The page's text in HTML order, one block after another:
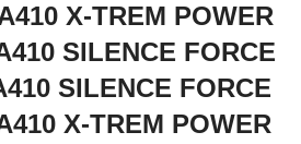
X-TREM POWER
SILENCE FORCE
SILENCE FORCE
X-TREM POWER